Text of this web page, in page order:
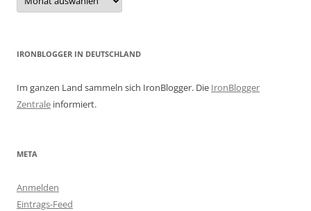
IRONBLOGGER IN DEUTSCHLAND
Im ganzen Land sammeln sich IronBlogger. Die IronBlogger
Zentrale informiert.
META
Anmelden
Eintrags-Feed